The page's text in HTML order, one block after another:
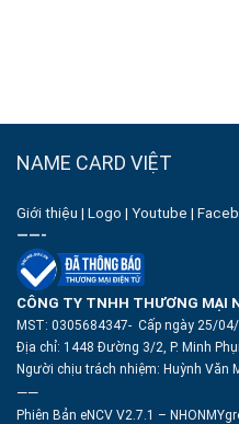
NAME CARD VIỆT
Giới thiệu | Logo | Youtube |
——-
CÔNG TY TNHH THƯƠNG MẠI
MST: 0305684347- Cấp ngày 25/
Địa chỉ: 1448 Đường 3/2, P. Minh
Người chịu trách nhiệm: Huỳnh Văn
——
Phiên Bản eNCV V2.7.1 –